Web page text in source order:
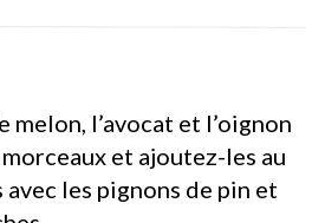
melon, l’avocat et l’oignon
et ajoutez-les au
avec les pignons de pin et